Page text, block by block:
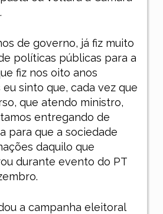
de governo, já fiz muito
políticas públicas para a
fiz nos oito anos
sinto que, cada vez que
que atendo ministro,
entregando de
para que a sociedade
daquilo que
durante evento do PT
a campanha eleitoral